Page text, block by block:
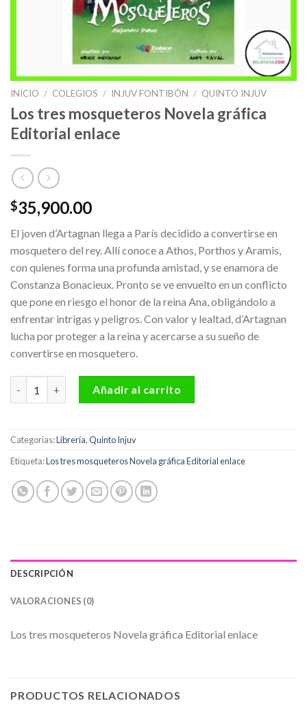
INICIO / COLEGIOS / INJUV FONTIBÓN / QUINTO INJUV
Los tres mosqueteros Novela gráfica
Editorial enlace
$35,900.00
El joven d’Artagnan llega a París decidido a convertirse en
mosquetero del rey. Allí conoce a Athos, Porthos y Aramis,
con quienes forma una profunda amistad, y se enamora de
Constanza Bonacieux. Pronto se ve envuelto en un conflicto
que pone en riesgo el honor de la reina Ana, obligándolo a
enfrentar intrigas y peligros. Con valor y lealtad, d’Artagnan
lucha por proteger a la reina y acercarse a su sueño de
convertirse en mosquetero.
Añadir al carrito
Categorías:Librería,Quinto Injuv
Etiqueta:Los tres mosqueteros Novela gráfica Editorial enlace
DESCRIPCIÓN
VALORACIONES (0)
Los tres mosqueteros Novela gráfica Editorial enlace
PRODUCTOS RELACIONADOS